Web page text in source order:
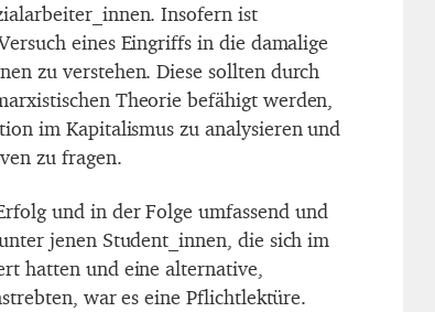
Insofern ist
eines Eingriffs in die damalige
zu verstehen. Diese sollten durch
Theorie befähigt werden,
im Kapitalismus zu analysieren und
zu fragen.
und in der Folge umfassend und
jenen Student_innen, die sich im
hatten und eine alternative,
war es eine Pflichtlektüre.